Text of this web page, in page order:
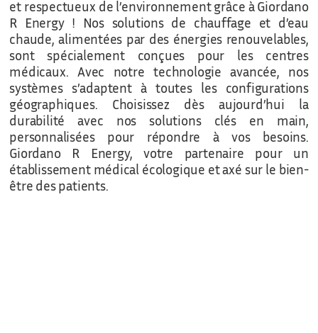
et respectueux de l’environnement grâce à Giordano
R Energy ! Nos solutions de chauffage et d’eau
chaude, alimentées par des énergies renouvelables,
sont spécialement conçues pour les centres
médicaux. Avec notre technologie avancée, nos
systèmes s’adaptent à toutes les configurations
géographiques. Choisissez dès aujourd’hui la
durabilité avec nos solutions clés en main,
personnalisées pour répondre à vos besoins.
Giordano R Energy, votre partenaire pour un
établissement médical écologique et axé sur le bien-
être des patients.